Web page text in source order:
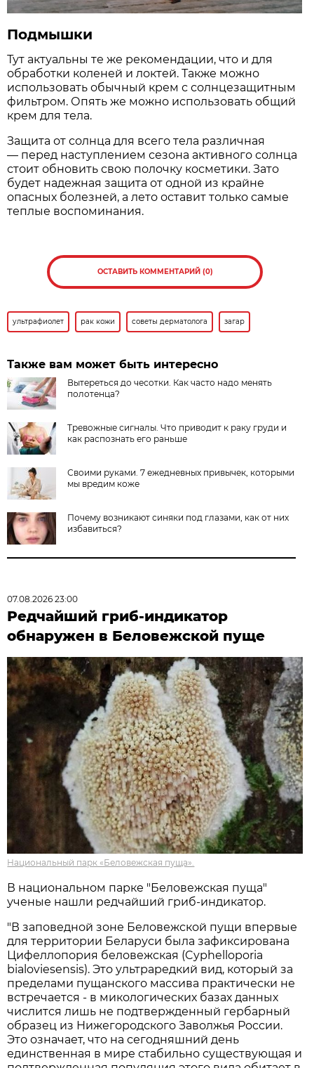
Подмышки
Тут актуальны те же рекомендации, что и для
обработки коленей и локтей. Также можно
использовать обычный крем с солнцезащитным
фильтром. Опять же можно использовать общий
крем для тела.
Защита от солнца для всего тела различная
— перед наступлением сезона активного солнца
стоит обновить свою полочку косметики. Зато
будет надежная защита от одной из крайне
опасных болезней, а лето оставит только самые
теплые воспоминания.
ОСТАВИТЬ КОММЕНТАРИЙ (0)
ультрафиолет рак кожи советы дерматолога загар
Также вам может быть интересно
Вытереться до чесотки. Как часто надо менять
полотенца?
Тревожные сигналы. Что приводит к раку груди и
как распознать его раньше
Своими руками. 7 ежедневных привычек, которыми
мы вредим коже
Почему возникают синяки под глазами, как от них
избавиться?
07.08.2026 23:00
Редчайший гриб-индикатор
обнаружен в Беловежской пуще
Национальный парк «Беловежская пуща».
В национальном парке "Беловежская пуща"
ученые нашли редчайший гриб-индикатор.
"В заповедной зоне Беловежской пущи впервые
для территории Беларуси была зафиксирована
Цифеллопория беловежская (Cyphelloporia
bialoviesensis). Это ультраредкий вид, который за
пределами пущанского массива практически не
встречается - в микологических базах данных
числится лишь не подтвержденный гербарный
образец из Нижегородского Заволжья России.
Это означает, что на сегодняшний день
единственная в мире стабильно существующая и